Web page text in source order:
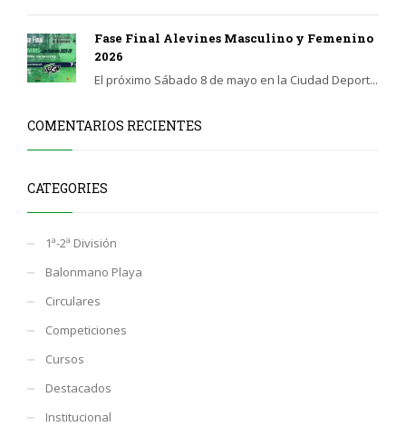
Fase Final Alevines Masculino y Femenino
2026
El próximo Sábado 8 de mayo en la Ciudad Deport...
COMENTARIOS RECIENTES
CATEGORIES
1ª-2ª División
Balonmano Playa
Circulares
Competiciones
Cursos
Destacados
Institucional